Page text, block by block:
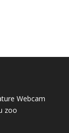
Webcam
zoo